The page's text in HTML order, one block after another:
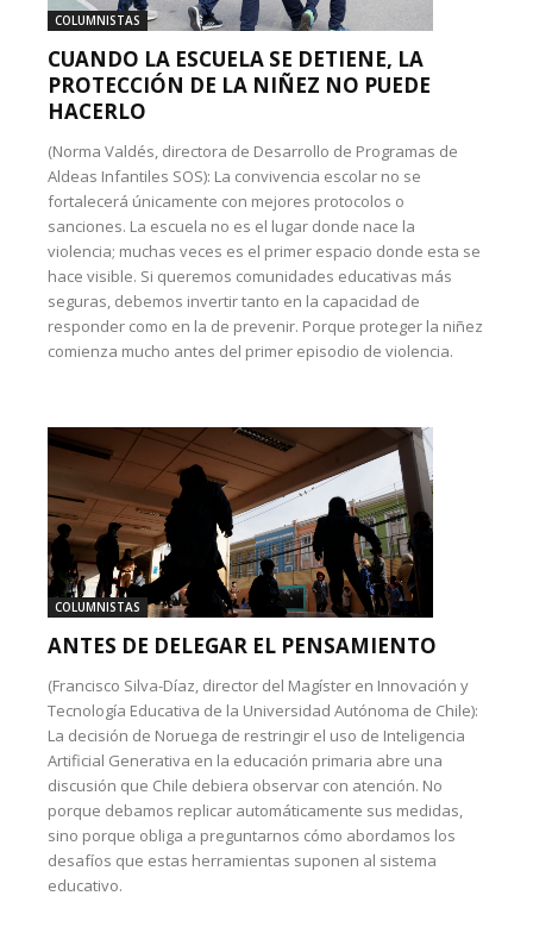
COLUMNISTAS
CUANDO LA ESCUELA SE DETIENE, LA
PROTECCIÓN DE LA NIÑEZ NO PUEDE
HACERLO
(Norma Valdés, directora de Desarrollo de Programas de
Aldeas Infantiles SOS): La convivencia escolar no se
fortalecerá únicamente con mejores protocolos o
sanciones. La escuela no es el lugar donde nace la
violencia; muchas veces es el primer espacio donde esta se
hace visible. Si queremos comunidades educativas más
seguras, debemos invertir tanto en la capacidad de
responder como en la de prevenir. Porque proteger la niñez
comienza mucho antes del primer episodio de violencia.
COLUMNISTAS
ANTES DE DELEGAR EL PENSAMIENTO
(Francisco Silva-Díaz, director del Magíster en Innovación y
Tecnología Educativa de la Universidad Autónoma de Chile):
La decisión de Noruega de restringir el uso de Inteligencia
Artificial Generativa en la educación primaria abre una
discusión que Chile debiera observar con atención. No
porque debamos replicar automáticamente sus medidas,
sino porque obliga a preguntarnos cómo abordamos los
desafíos que estas herramientas suponen al sistema
educativo.